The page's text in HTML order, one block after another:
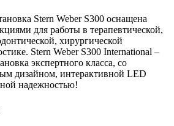
Stern Weber S300 оснащена
для работы в терапевтической,
хирургической
Stern Weber S300 International –
экспертного класса, со
дизайном, интерактивной LED
надежностью!